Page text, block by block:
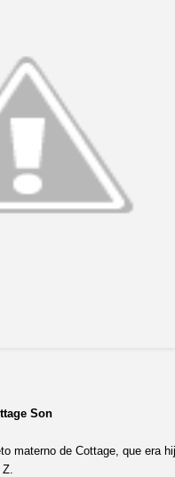
Son
materno de Cottage, que era